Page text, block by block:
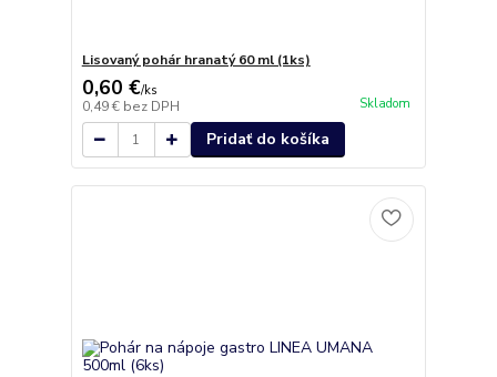
Lisovaný pohár hranatý 60 ml (1ks)
0,60 €/ks
0,49 € bez DPH Skladom
Pridať do košíka